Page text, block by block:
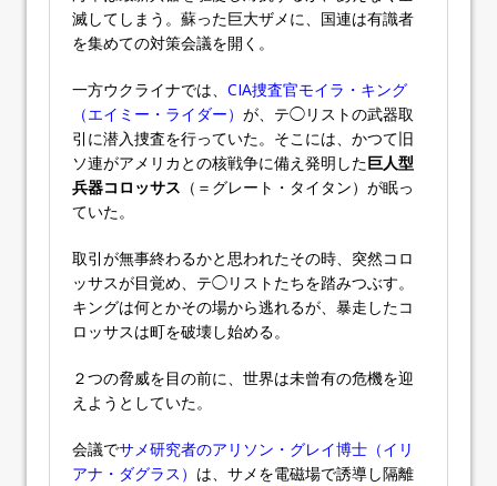
滅してしまう。蘇った巨大ザメに、国連は有識者
を集めての対策会議を開く。
一方ウクライナでは、 CIA捜査官モイラ・キング
（エイミー・ライダー） が、テ◯リストの武器取
引に潜入捜査を行っていた。そこには、かつて旧
ソ連がアメリカとの核戦争に備え発明した巨人型
兵器コロッサス （＝グレート・タイタン）が眠っ
ていた。
取引が無事終わるかと思われたその時、突然コロ
ッサスが目覚め、テ◯リストたちを踏みつぶす。
キングは何とかその場から逃れるが、暴走したコ
ロッサスは町を破壊し始める。
２つの脅威を目の前に、世界は未曾有の危機を迎
えようとしていた。
会議でサメ研究者のアリソン・グレイ博士（イリ
アナ・ダグラス） は、サメを電磁場で誘導し隔離